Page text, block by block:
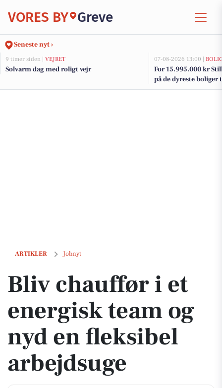
VORES BY Greve
Seneste nyt ›
9 timer siden | VEJRET
Solvarm dag med roligt vejr
07-08-2026 13:00 |
For 15.995.000 kr
på de dyreste boliger
ARTIKLER Jobnyt
Bliv chauffør i et energisk team og nyd en fleksibel arbejdsuge
Bliv chauffør i et
energisk team og
nyd en fleksibel
arbejdsuge